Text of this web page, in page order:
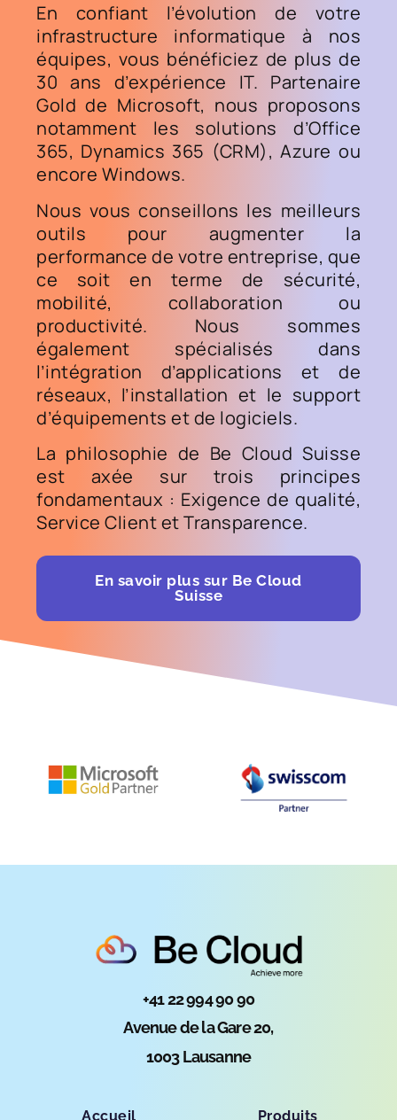
En confiant l’évolution de votre
infrastructure informatique à nos
équipes, vous bénéficiez de plus de
30 ans d’expérience IT. Partenaire
Gold de Microsoft, nous proposons
notamment les solutions d’Office
365, Dynamics 365 (CRM), Azure ou
encore Windows.
Nous vous conseillons les meilleurs
outils pour augmenter la
performance de votre entreprise, que
ce soit en terme de sécurité,
mobilité, collaboration ou
productivité. Nous sommes
également spécialisés dans
l’intégration d’applications et de
réseaux, l’installation et le support
d’équipements et de logiciels.
La philosophie de Be Cloud Suisse
est axée sur trois principes
fondamentaux : Exigence de qualité,
Service Client et Transparence.
En savoir plus sur Be Cloud
Suisse
+41 22 994 90 90
Avenue de la Gare 20,
1003 Lausanne
Accueil Produits